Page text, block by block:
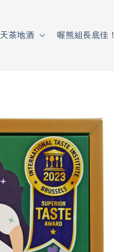
天茶地酒 喔熊組長底佳！